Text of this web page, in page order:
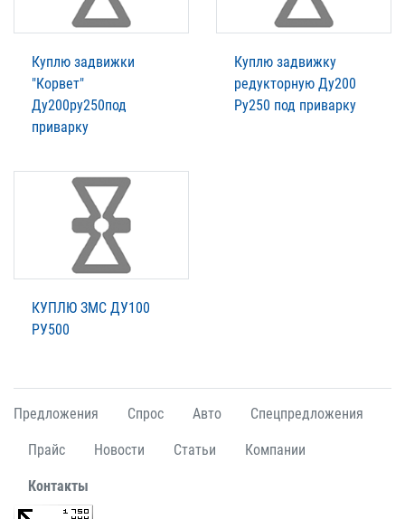
Куплю задвижки
"Корвет"
Ду200ру250под
приварку
Куплю задвижку
редукторную Ду200
Ру250 под приварку
КУПЛЮ ЗМС ДУ100
РУ500
Предложения Спрос Авто Спецпредложения
Прайс Новости Статьи Компании
Контакты